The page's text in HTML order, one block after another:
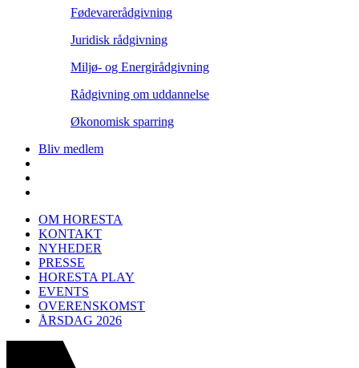
Fødevarerådgivning
Juridisk rådgivning
Miljø- og Energirådgivning
Rådgivning om uddannelse
Økonomisk sparring
Bliv medlem
OM HORESTA
KONTAKT
NYHEDER
PRESSE
HORESTA PLAY
EVENTS
OVERENSKOMST
ÅRSDAG 2026